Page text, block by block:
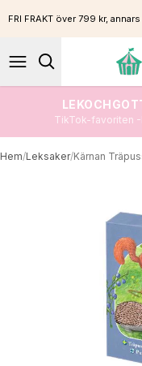
FRI FRAKT över 799 kr,
TikTok-favoriten
Hem/Leksaker/Kärnan